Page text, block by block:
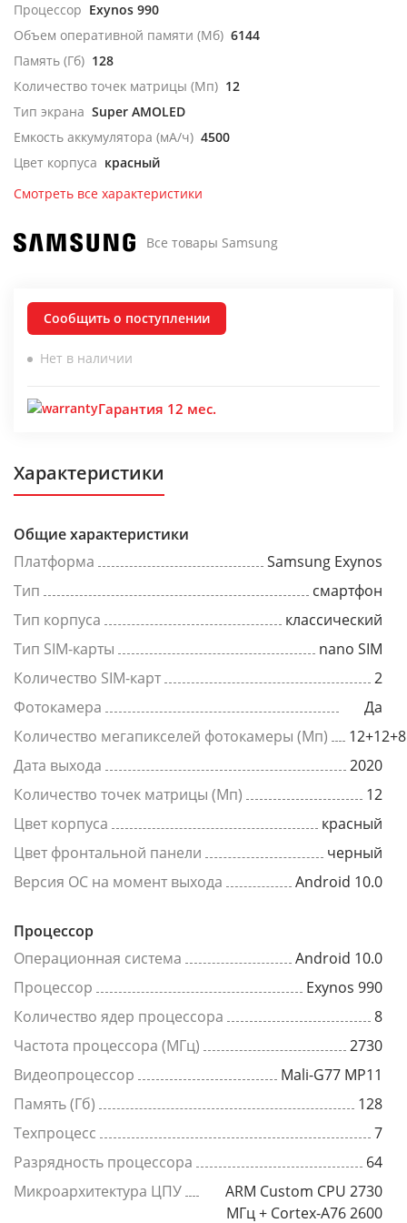
Процессор Exynos 990
Объем оперативной памяти (Мб) 6144
Память (Гб) 128
Количество точек матрицы (Мп) 12
Тип экрана Super AMOLED
Емкость аккумулятора (мА/ч) 4500
Цвет корпуса красный
Смотреть все характеристики
Все товары Samsung
Сообщить о поступлении
Нет в наличии
Гарантия 12 мес.
Характеристики
Общие характеристики
Платформа
Samsung Exynos
Тип
смартфон
Тип корпуса
классический
Тип SIM-карты
nano SIM
Количество SIM-карт
2
Фотокамера
Да
Количество мегапикселей фотокамеры (Мп)
12+12+8
Дата выхода
2020
Количество точек матрицы (Мп)
12
Цвет корпуса
красный
Цвет фронтальной панели
черный
Версия ОС на момент выхода
Android 10.0
Процессор
Операционная система
Android 10.0
Процессор
Exynos 990
Количество ядер процессора
8
Частота процессора (МГц)
2730
Видеопроцессор
Mali-G77 MP11
Память (Гб)
128
Техпроцесс
7
Разрядность процессора
64
Микроархитектура ЦПУ
ARM Custom CPU 2730
МГц + Cortex-A76 2600